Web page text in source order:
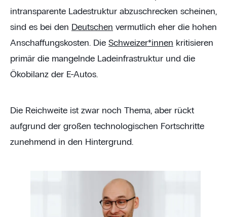
intransparente Ladestruktur abzuschrecken scheinen,
sind es bei den Deutschen vermutlich eher die hohen
Anschaffungskosten. Die Schweizer*innen kritisieren
primär die mangelnde Ladeinfrastruktur und die
Ökobilanz der E-Autos.
Die Reichweite ist zwar noch Thema, aber rückt
aufgrund der großen technologischen Fortschritte
zunehmend in den Hintergrund.